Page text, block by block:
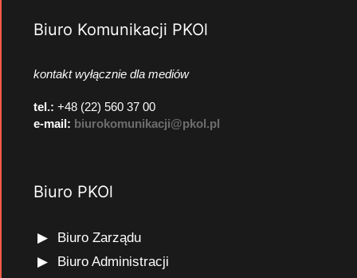
Biuro Komunikacji PKOl
kontakt wyłącznie dla mediów
tel.: +48 (22) 560 37 00
e-mail: biurokomunikacji@pkol.pl
Biuro PKOl
Biuro Zarządu
Biuro Administracji